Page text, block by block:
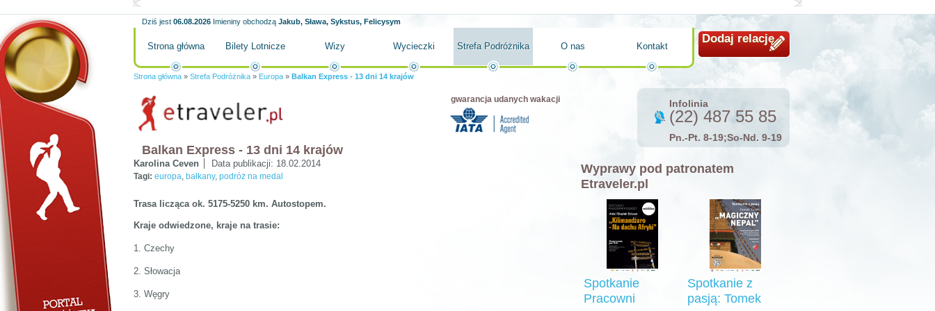
Dziś jest 06.08.2026 Imieniny obchodzą Jakub, Sława, Sykstus, Felicysym
Dodaj relację
Strona główna Bilety Lotnicze Wizy Wycieczki Strefa Podróżnika O nas Kontakt
Strona główna » Strefa Podróżnika » Europa » Balkan Express - 13 dni 14 krajów
gwarancja udanych wakacji
Balkan Express - 13 dni 14 krajów
Karolina Ceven Data publikacji: 18.02.2014
Tagi: europa, bałkany, podróż na medal
Trasa licząca ok. 5175-5250 km. Autostopem.
Kraje odwiedzone, kraje na trasie:
1. Czechy
2. Słowacja
3. Węgry
Infolinia
(22) 487 55 85
Pn.-Pt. 8-19;So-Nd. 9-19
Wyprawy pod patronatem
Etraveler.pl
Spotkanie
Pracowni
Spotkanie z
pasją: Tomek